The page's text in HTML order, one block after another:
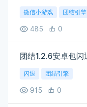
微信小游戏 团结引擎
485 0
闪退 团结引擎
915 0